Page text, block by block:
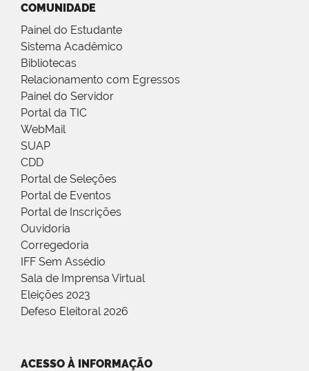
COMUNIDADE
Painel do Estudante
Sistema Acadêmico
Bibliotecas
Relacionamento com Egressos
Painel do Servidor
Portal da TIC
WebMail
SUAP
CDD
Portal de Seleções
Portal de Eventos
Portal de Inscrições
Ouvidoria
Corregedoria
IFF Sem Assédio
Sala de Imprensa Virtual
Eleições 2023
Defeso Eleitoral 2026
ACESSO À INFORMAÇÃO